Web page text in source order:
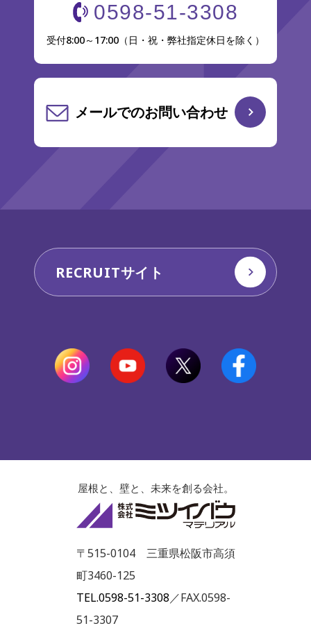
0598-51-3308
受付8:00～17:00（日・祝・弊社指定休日を除く）
メールでのお問い合わせ
RECRUITサイト
屋根と、壁と、未来を創る会社。
株式会社ミツ
〒515-0104 三重県松阪市高須
町3460-125
TEL.0598-51-3308／FAX.0598-
51-3307